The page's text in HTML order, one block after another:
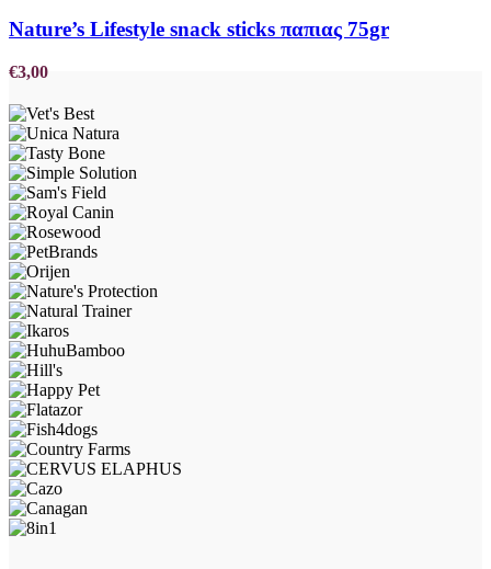
Nature’s Lifestyle snack sticks παπιας 75gr
€3,00